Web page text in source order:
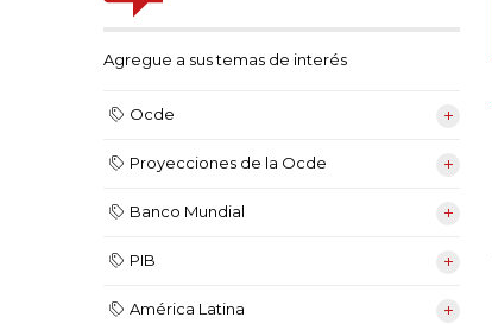
Agregue a sus temas de interés
Ocde
Proyecciones de la Ocde
Banco Mundial
PIB
América Latina